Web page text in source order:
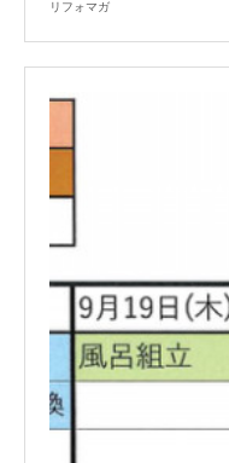
リフォマガ